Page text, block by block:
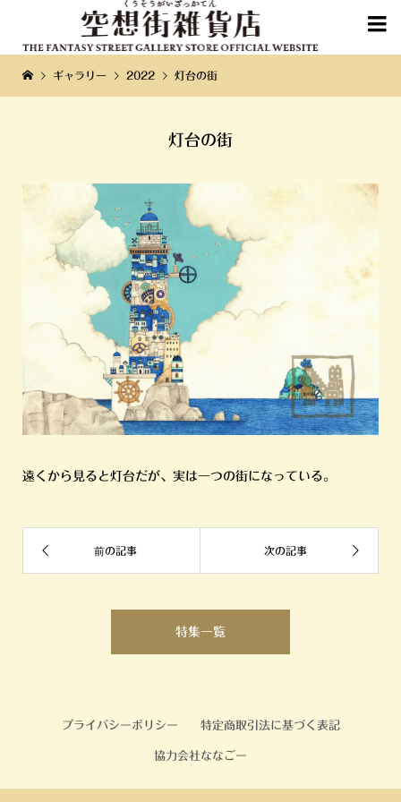

ギャラリー 2022 灯台の街
灯台の街
遠くから見ると灯台だが、実は一つの街になっている。
特集一覧
プライバシーポリシー 特定商取引法に基づく表記
協力会社ななごー